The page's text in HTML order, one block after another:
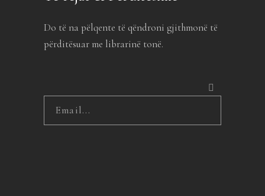
Do të na pëlqente të qëndroni gjithmonë të
përditësuar me librarinë tonë.